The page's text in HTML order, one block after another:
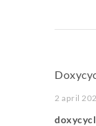
2 april